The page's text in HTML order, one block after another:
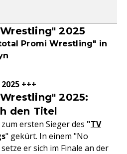
2025
Promi Wrestling" in
+++
2025:
den Titel
ersten Sieger des "TV
" gekürt. In einem "No
er sich im Finale an der